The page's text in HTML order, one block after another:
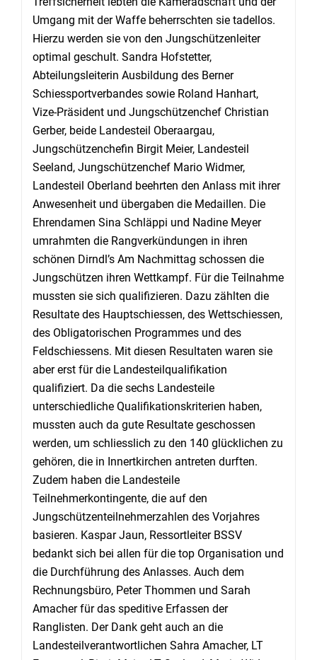
Umgang mit der Waffe beherrschten sie tadellos.
Hierzu werden sie von den Jungschützenleiter
optimal geschult. Sandra Hofstetter,
Abteilungsleiterin Ausbildung des Berner
Schiessportverbandes sowie Roland Hanhart,
Vize-Präsident und Jungschützenchef Christian
Gerber, beide Landesteil Oberaargau,
Jungschützenchefin Birgit Meier, Landesteil
Seeland, Jungschützenchef Mario Widmer,
Landesteil Oberland beehrten den Anlass mit ihrer
Anwesenheit und übergaben die Medaillen. Die
Ehrendamen Sina Schläppi und Nadine Meyer
umrahmten die Rangverkündungen in ihren
schönen Dirndl’s Am Nachmittag schossen die
Jungschützen ihren Wettkampf. Für die Teilnahme
mussten sie sich qualifizieren. Dazu zählten die
Resultate des Hauptschiessen, des Wettschiessen,
des Obligatorischen Programmes und des
Feldschiessens. Mit diesen Resultaten waren sie
aber erst für die Landesteilqualifikation
qualifiziert. Da die sechs Landesteile
unterschiedliche Qualifikationskriterien haben,
mussten auch da gute Resultate geschossen
werden, um schliesslich zu den 140 glücklichen zu
gehören, die in Innertkirchen antreten durften.
Zudem haben die Landesteile
Teilnehmerkontingente, die auf den
Jungschützenteilnehmerzahlen des Vorjahres
basieren. Kaspar Jaun, Ressortleiter BSSV
bedankt sich bei allen für die top Organisation und
die Durchführung des Anlasses. Auch dem
Rechnungsbüro, Peter Thommen und Sarah
Amacher für das speditive Erfassen der
Ranglisten. Der Dank geht auch an die
Landesteilverantwortlichen Sahra Amacher, LT